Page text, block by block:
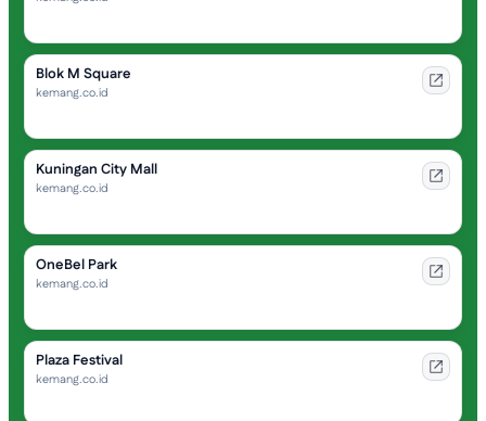
Blok M Square
kemang.co.id
Kuningan City Mall
kemang.co.id
OneBel Park
kemang.co.id
Plaza Festival
kemang.co.id